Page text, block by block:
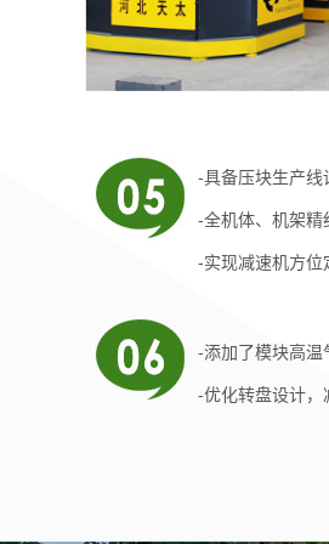
-具备压块生产线
-全机体、机架精
-实现减速机方位
-添加了模块高温
-优化转盘设计，